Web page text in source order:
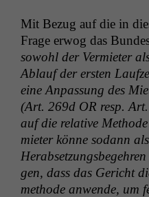
Mit Bezug auf die in
Frage erwog das
sowohl der Ver­mi­eter
Ablauf der ersten
eine Anpas­sung des
(Art. 269d OR resp.
auf die rel­a­tive
mi­eter könne sodann
gen, dass das Gericht
meth­ode anwende, um